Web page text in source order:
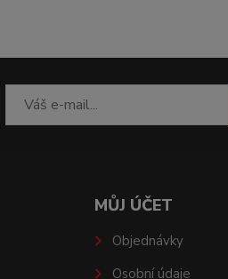
MŮJ ÚČET
Objednávky
Osobní údaje